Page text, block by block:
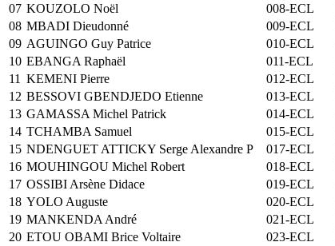
07 KOUZOLO Noël 008-ECL
08 MBADI Dieudonné 009-ECL
09 AGUINGO Guy Patrice 010-ECL
10 EBANGA Raphaël 011-ECL
11 KEMENI Pierre 012-ECL
12 BESSOVI GBENDJEDO Etienne 013-ECL
13 GAMASSA Michel Patrick 014-ECL
14 TCHAMBA Samuel 015-ECL
15 NDENGUET ATTICKY Serge Alexandre P 017-ECL
16 MOUHINGOU Michel Robert 018-ECL
17 OSSIBI Arsène Didace 019-ECL
18 YOLO Auguste 020-ECL
19 MANKENDA André 021-ECL
20 ETOU OBAMI Brice Voltaire 023-ECL